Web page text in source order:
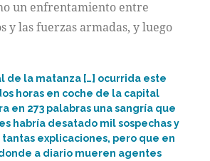
un enfrentamiento entre
y las fuerzas armadas, y luego
de la matanza […] ocurrida este
horas en coche de la capital
en 273 palabras una sangría que
habría desatado mil sospechas y
explicaciones, pero que en
donde a diario mueren agentes